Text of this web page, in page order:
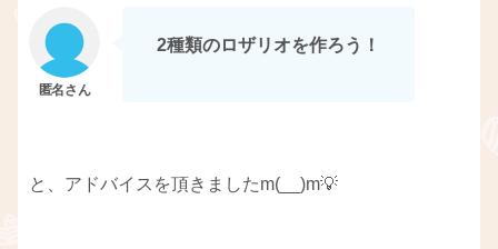
2種類のロザリオを作ろう！
と、アドバイスを頂きましたm(__)m💡